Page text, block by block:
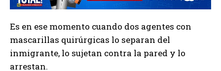
Es en ese momento cuando dos agentes con
mascarillas quirúrgicas lo separan del
inmigrante, lo sujetan contra la pared y lo
arrestan.